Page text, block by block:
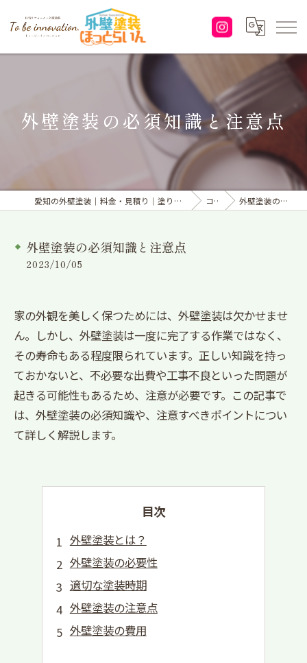
外壁塗装の必須知識と注意点
愛知の外壁塗装｜料金・見積り｜塗り替えなら「株式会社To be innovation.」へ コラム 外壁塗装の必須知識と注意点
外壁塗装の必須知識と注意点
2023/10/05
家の外観を美しく保つためには、外壁塗装は欠かせませ
ん。しかし、外壁塗装は一度に完了する作業ではなく、
その寿命もある程度限られています。正しい知識を持っ
ておかないと、不必要な出費や工事不良といった問題が
起きる可能性もあるため、注意が必要です。この記事で
は、外壁塗装の必須知識や、注意すべきポイントについ
て詳しく解説します。
目次
外壁塗装とは？
外壁塗装の必要性
適切な塗装時期
外壁塗装の注意点
外壁塗装の費用